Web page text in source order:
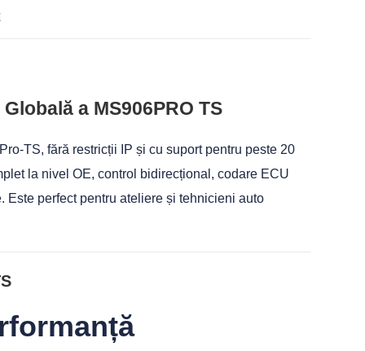
a MS906PRO TS
TS, fără restricții IP și cu suport pentru peste 20
la nivel OE, control bidirecțional, codare ECU
perfect pentru ateliere și tehnicieni auto